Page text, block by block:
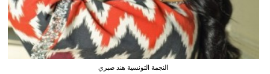
النجمة التونسية هند صبري